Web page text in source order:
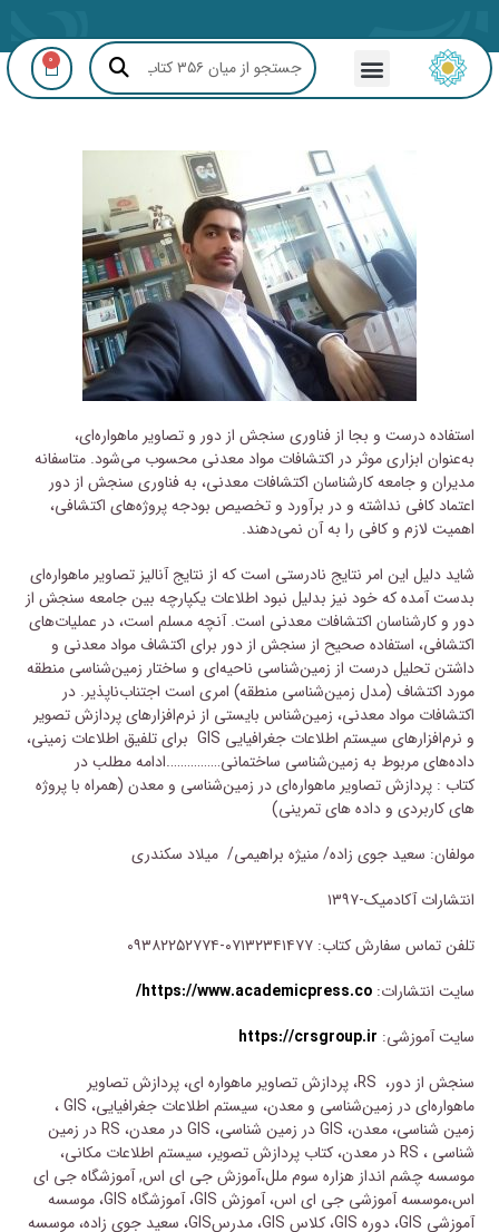
0
استفاده درست و بجا از فناوری سنجش از دور و تصاویر ماهواره‌ای،
به‌عنوان ابزاری موثر در اکتشافات مواد معدنی محسوب می‌شود. متاسفانه
مدیران و جامعه کارشناسان اکتشافات معدنی، به فناوری سنجش از دور
اعتماد کافی نداشته و در برآورد و تخصیص بودجه پروژه‌های اکتشافی،
اهمیت لازم و کافی را به آن نمی‌دهند.
شاید دلیل این امر نتایج نادرستی است که از نتایج آنالیز تصاویر ماهواره‌ای
بدست آمده که خود نیز بدلیل نبود اطلاعات یکپارچه بین جامعه سنجش از
دور و کارشناسان اکتشافات معدنی است. آنچه مسلم است، در عملیات‌های
اکتشافی، استفاده صحیح از سنجش از دور برای اکتشاف مواد معدنی و
داشتن تحلیل درست از زمین‌شناسی ناحیه‌ای و ساختار زمین‌شناسی منطقه
مورد اکتشاف (مدل زمین‌شناسی منطقه) امری است اجتناب‌ناپذیر. در
اکتشافات مواد معدنی، زمین‌شناس بایستی از نرم‌افزار‌های پردازش تصویر
و نرم‌افزارهای سیستم اطلاعات جغرافیایی GIS برای تلفیق اطلاعات زمینی،
داده‌های مربوط به زمین‌شناسی ساختمانی…………….ادامه مطلب در
کتاب : پردازش تصاویر ماهواره‌ای در زمین‌شناسی و معدن (همراه با پروژه
های کاربردی و داده های تمرینی)
مولفان: سعید جوی زاده/ منیژه براهیمی/ میلاد سکندری
انتشارات آکادمیک-۱۳۹۷
تلفن تماس سفارش کتاب: ۰۷۱۳۲۳۴۱۴۷۷-۰۹۳۸۲۲۵۲۷۷۴
سایت انتشارات:https://www.academicpress.co/
سایت آموزشی: https://crsgroup.ir
سنجش از دور، RS، پردازش تصاویر ماهواره ای، پردازش تصاویر
ماهواره‌ای در زمین‌شناسی و معدن، سیستم اطلاعات جغرافیایی، GIS ،
زمین شناسی، معدن، GIS در زمین شناسی، GIS در معدن، RS در زمین
شناسی ، RS در معدن، کتاب پردازش تصویر، سیستم اطلاعات مکانی،
موسسه چشم انداز هزاره سوم ملل،آموزش جی ای اس, آموزشگاه جی ای
اس،موسسه آموزشی جی ای اس، آموزش GIS، آموزشگاه GIS، موسسه
آموزشی GIS، دوره GIS، کلاس GIS، مدرسGIS، سعید جوی زاده، موسسه